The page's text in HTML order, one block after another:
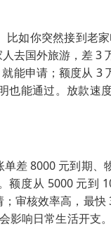
如你突然接到老
去国外旅游，差
能申请；额度从
能通过。放款速
差 8000 元到期
度从 5000 元到
审核效率高，最
影响日常生活开支